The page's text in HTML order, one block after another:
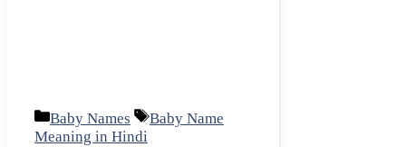
Categories
Baby Names Tags
Baby Name
Meaning in Hindi